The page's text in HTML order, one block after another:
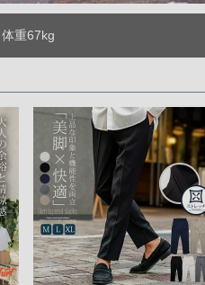
重67kg
モデル
-TAIRA-
身長180cm 体重67kg